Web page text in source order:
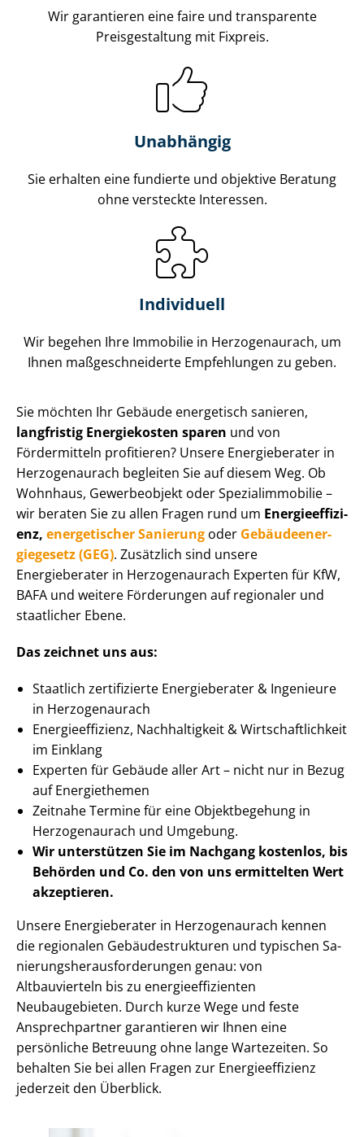
Wir garantieren eine faire und transparente
Preisgestaltung mit Fixpreis.
Unabhängig
Sie erhalten eine fundierte und objektive Beratung
ohne versteckte Interessen.
Individuell
Wir begehen Ihre Immobilie in Herzogenaurach, um
Ihnen maß­ge­schnei­der­te Empfehlungen zu geben.
Sie möchten Ihr Gebäude energetisch sanieren,
langfristig Energiekosten sparen und von
Fördermitteln profitieren? Unsere Energieberater in
Herzogenaurach begleiten Sie auf diesem Weg. Ob
Wohnhaus, Gewerbeobjekt oder Spe­zi­al­im­mo­bi­lie –
wir beraten Sie zu allen Fragen rund um En­er­gie­ef­fi­zi­
enz, energetischer Sanierung oder Ge­bäu­de­en­er­
gie­ge­setz (GEG). Zusätzlich sind unsere
Energieberater in Herzogenaurach Experten für KfW,
BAFA und weitere Förderungen auf regionaler und
staatlicher Ebene.
Das zeichnet uns aus:
Staatlich zertifizierte Energieberater & Ingenieure
in Herzogenaurach
En­er­gie­ef­fi­zi­enz, Nachhaltigkeit & Wirt­schaft­lich­keit
im Einklang
Experten für Gebäude aller Art – nicht nur in Bezug
auf Energiethemen
Zeitnahe Termine für eine Objektbegehung in
Herzogenaurach und Umgebung.
Wir unterstützen Sie im Nachgang kostenlos, bis
Behörden und Co. den von uns ermittelten Wert
akzeptieren.
Unsere Energieberater in Herzogenaurach kennen
die regionalen Ge­bäu­de­struk­tu­ren und typischen Sa­
nie­rungs­her­aus­for­de­run­gen genau: von
Altbauvierteln bis zu en­er­gie­ef­fi­zi­en­ten
Neubaugebieten. Durch kurze Wege und feste
Ansprechpartner garantieren wir Ihnen eine
persönliche Betreuung ohne lange Wartezeiten. So
behalten Sie bei allen Fragen zur En­er­gie­ef­fi­zi­enz
jederzeit den Überblick.